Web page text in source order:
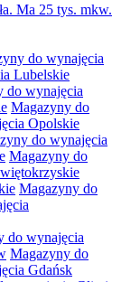
Ma 25 tys. mkw.
do wynajęcia
Lubelskie
do wynajęcia
Magazyny do
Opolskie
do wynajęcia
Magazyny do
Magazyny do
do wynajęcia
Magazyny do
Gdańsk